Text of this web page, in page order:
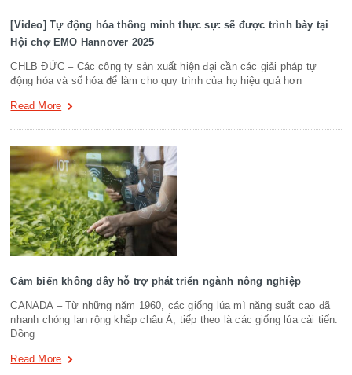
[Video] Tự động hóa thông minh thực sự: sẽ được trình bày tại
Hội chợ EMO Hannover 2025
CHLB ĐỨC – Các công ty sản xuất hiện đại cần các giải pháp tự
động hóa và số hóa để làm cho quy trình của họ hiệu quả hơn
Read More
Cảm biến không dây hỗ trợ phát triển ngành nông nghiệp
CANADA – Từ những năm 1960, các giống lúa mì năng suất cao đã
nhanh chóng lan rộng khắp châu Á, tiếp theo là các giống lúa cải tiến.
Đồng
Read More